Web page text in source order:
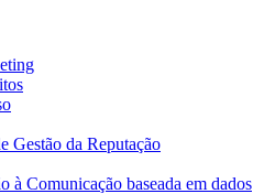
Gestão da Reputação
à Comunicação baseada em dados